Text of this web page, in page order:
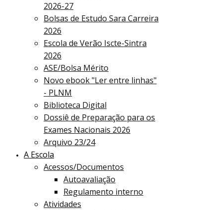
2026-27
Bolsas de Estudo Sara Carreira
2026
Escola de Verão Iscte-Sintra
2026
ASE/Bolsa Mérito
Novo ebook "Ler entre linhas"
- PLNM
Biblioteca Digital
Dossiê de Preparação para os
Exames Nacionais 2026
Arquivo 23/24
A Escola
Acessos/Documentos
Autoavaliação
Regulamento interno
Atividades